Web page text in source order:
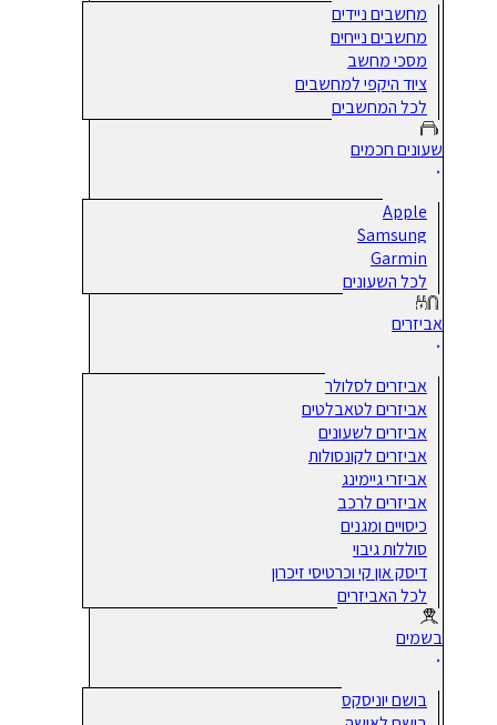
מחשבים ניידים
מחשבים נייחים
מסכי מחשב
ציוד היקפי למחשבים
לכל המחשבים
שעונים חכמים
Apple
Samsung
Garmin
לכל השעונים
אביזרים
אביזרים לסלולר
אביזרים לטאבלטים
אביזרים לשעונים
אביזרים לקונסולות
אביזרי גיימינג
אביזרים לרכב
כיסויים ומגנים
סוללות גיבוי
דיסק און קי וכרטיסי זיכרון
לכל האביזרים
בשמים
בושם יוניסקס